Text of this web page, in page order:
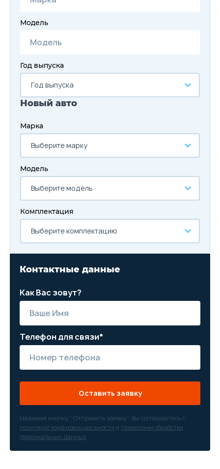
Модель
Год выпуска
Год выпуска
Новый авто
Марка
Выберите марку
Модель
Выберите модель
Комплектация
Выберите комплектацию
Контактные данные
Как Вас зовут?
Телефон для связи*
Оставить заявку
Нажимая кнопку “Отправить заявку”, Вы соглашаетесь с
политикой конфиденциальности и правилами обработки
персональных данных